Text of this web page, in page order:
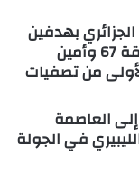
بهدفين
دون رد، سجلهما حسام عوار في الدقيقة 67 وأمين
الجولة الأولى من تصفيات
العاصمة
في الجولة